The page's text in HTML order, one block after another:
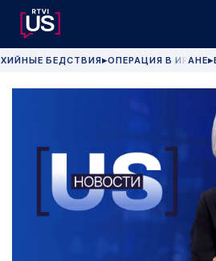
БЕДСТВИЯ▶ОПЕРАЦИЯ В ИРАНЕ▶